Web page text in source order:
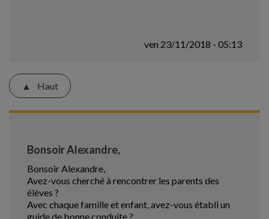
ven 23/11/2018 - 05:13
Haut
Bonsoir Alexandre,
Bonsoir Alexandre,
Avez-vous cherché à rencontrer les parents des
élèves ?
Avec chaque famille et enfant, avez-vous établi un
guide de bonne conduite ?